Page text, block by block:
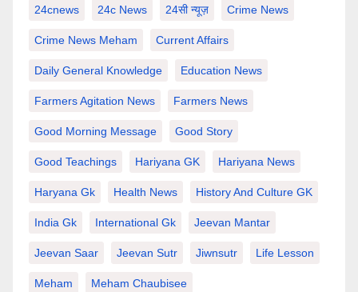
24cnews 24c News 24सी न्यूज़ Crime News
Crime News Meham Current Affairs
Daily General Knowledge Education News
Farmers Agitation News Farmers News
Good Morning Message Good Story
Good Teachings Hariyana GK Hariyana News
Haryana Gk Health News History And Culture GK
India Gk International Gk Jeevan Mantar
Jeevan Saar Jeevan Sutr Jiwnsutr Life Lesson
Meham Meham Chaubisee